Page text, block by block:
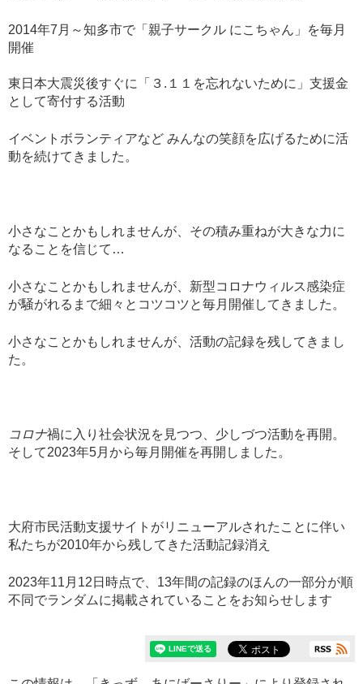
2014年7月～知多市で「親子サークル にこちゃん」を毎月
開催
東日本大震災後すぐに「３.１１を忘れないために」支援金
として寄付する活動
イベントボランティアなど みんなの笑顔を広げるために活
動を続けてきました。
小さなことかもしれませんが、その積み重ねが大きな力に
なることを信じて…
小さなことかもしれませんが、新型コロナウィルス感染症
が騒がれるまで細々とコツコツと毎月開催してきました。
小さなことかもしれませんが、活動の記録を残してきまし
た。
コロナ禍に入り社会状況を見つつ、少しづつ活動を再開。
そして2023年5月から毎月開催を再開しました。
大府市民活動支援サイトがリニューアルされたことに伴い
私たちが2010年から残してきた活動記録消え
2023年11月12日時点で、13年間の記録のほんの一部分が順
不同でランダムに掲載されていることをお知らせします